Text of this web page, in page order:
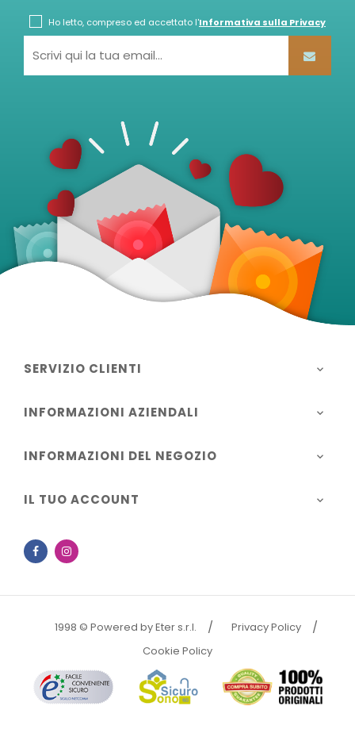
Ho letto, compreso ed accettato l'Informativa sulla Privacy
SERVIZIO CLIENTI 
INFORMAZIONI AZIENDALI 
INFORMAZIONI DEL NEGOZIO 
IL TUO ACCOUNT 
Facebook
1998 © Powered by Eter s.r.l.
Privacy Policy
Cookie Policy